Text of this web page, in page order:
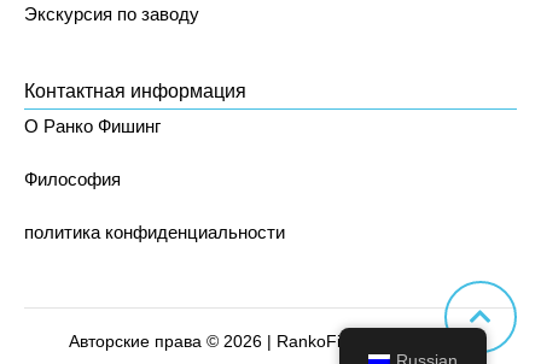
Экскурсия по заводу
Контактная информация
О Ранко Фишинг
Философия
политика конфиденциальности
Авторские права © 2026 | RankoFishing. Все права